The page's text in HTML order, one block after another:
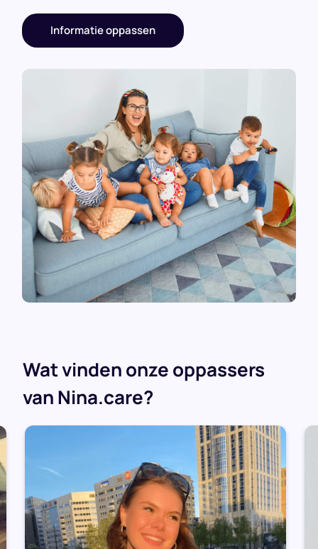
Informatie oppassen
Wat vinden onze oppassers
van Nina.care?